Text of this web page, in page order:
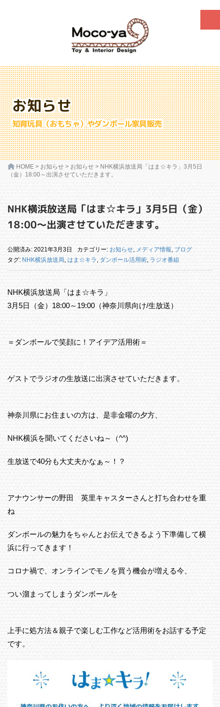
お知らせ
知育玩具（おもちゃ）やダンボール家具販売
HOME > お知らせ > お知らせ > NHK横浜放送局「はま☆キラ」3月5日
（金）18:00～出演させていただきます。
NHK横浜放送局「はま☆キラ」3月5日（金）
18:00～出演させていただきます。
公開済み: 2021年3月3日 カテゴリー: お知らせ, メディア情報, ブログ
タグ: NHK横浜放送局, はま☆キラ , ダンボール活用術, ラジオ番組
NHK横浜放送局「はま☆キラ」
3月5日（金）18:00～19:00（神奈川県向け/生放送）
＝ダンボールで笑顔に！アイデア活用術＝
ゲストでラジオの生放送に出演させていただきます。
神奈川県にお住まいの方は、是非金曜の夕方、
NHK横浜を聞いてくださいね～（^^)
生放送で40分も大丈夫かなぁ～！？
アナウンサーの野田 英里キャスターさんと打ち合わせを重
ね
ダンボールの魅力をちゃんとお伝えできるよう下準備して横
浜に行ってきます！
コロナ禍で、オンラインでモノを買う機会が増える今、
つい溜まってしまうダンボールを
上手に処方法＆親子で楽しむ工作など活用術をお話する予定
です。